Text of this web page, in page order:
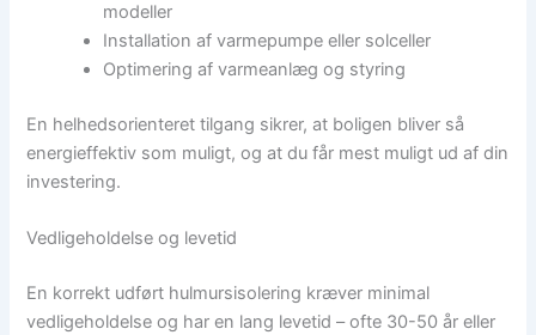
modeller
Installation af varmepumpe eller solceller
Optimering af varmeanlæg og styring
En helhedsorienteret tilgang sikrer, at boligen bliver så
energieffektiv som muligt, og at du får mest muligt ud af din
investering.
Vedligeholdelse og levetid
En korrekt udført hulmursisolering kræver minimal
vedligeholdelse og har en lang levetid – ofte 30-50 år eller